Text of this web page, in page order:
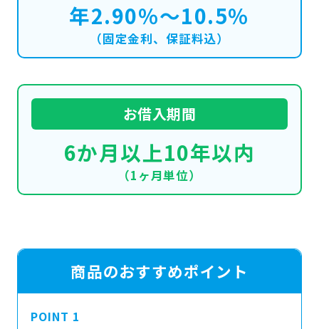
年2.90％～10.5％
（固定金利、保証料込）
お借入期間
6か月以上10年以内
（1ヶ月単位）
商品のおすすめポイント